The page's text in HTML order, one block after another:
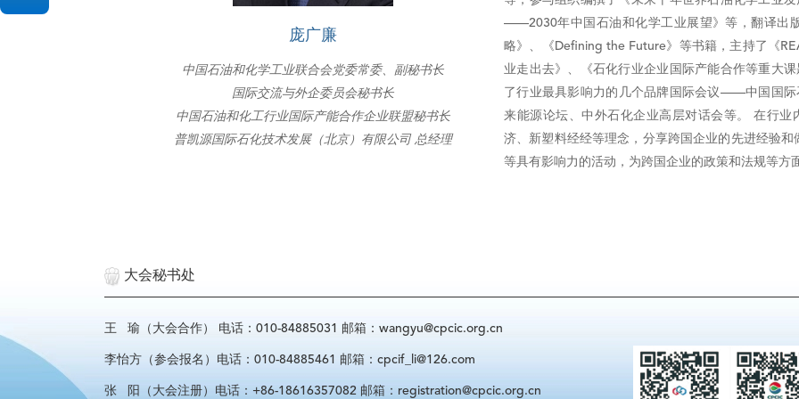
庞广廉
中国石油和化学工业联合会党委常委、副秘书长
国际交流与外企委员会秘书长
中国石油和化工行业国际产能合作企业联盟秘书长
普凯源国际石化技术发展（北京）有限公司 总经理
——2030年中国石油和化学工业展望》等，翻译出
略》、《Defining the Future》等书籍，主持了《
业走出去》、《石化行业企业国际产能合作等重大
了行业最具影响力的几个品牌国际会议——中国国
来能源论坛、中外石化企业高层对话会等。 在行
济、新塑料经经等理念，分享跨国企业的先进经验
等具有影响力的活动，为跨国企业的政策和法规等
大会秘书处
王 瑜（大会合作） 电话：010-84885031 邮箱：wangyu@cpcic.org.cn
李怡方（参会报名）电话：010-84885461 邮箱：cpcif_li@126.com
张 阳（大会注册）电话：+86-18616357082 邮箱：registration@cpcic.org.cn